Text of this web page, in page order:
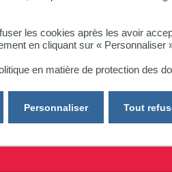
les cookies après les avoir
en cliquant sur « Personnaliser
en matière de protection des
Tout
Personnaliser